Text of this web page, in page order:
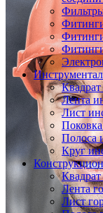
Лента
Лист
Полоса
Круг
Лента
Лист